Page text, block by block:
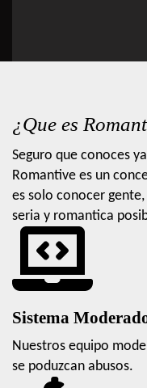
¿Que es
Seguro que conoces
Romantive es un
es solo conocer
seria y romantica
Sistema
Nuestros equipo
se poduzcan abusos.